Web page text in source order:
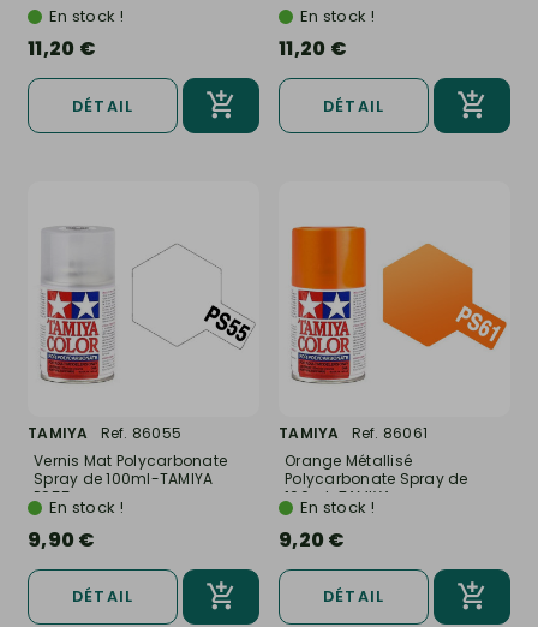
En stock !
11,20 €
DÉTAIL
En stock !
11,20 €
DÉTAIL
TAMIYA
Ref. 86055
Vernis Mat Polycarbonate
Spray de 100ml-TAMIYA
PS55En stock !
9,90 €
DÉTAIL
TAMIYA
Ref. 86061
Orange Métallisé
Polycarbonate Spray de
100ml-TAMIYA...
En stock !
9,20 €
DÉTAIL